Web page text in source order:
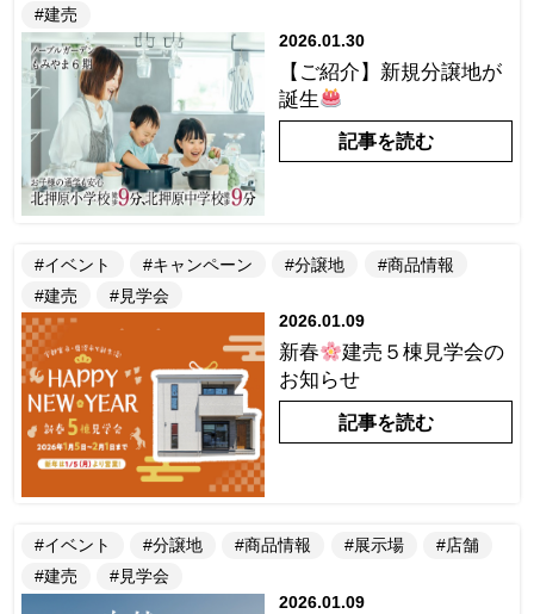
#建売
2026.01.30
【ご紹介】新規分譲地が
誕生
記事を読む
#イベント #キャンペーン #分譲地
#商品情報
#建売
#見学会
2026.01.09
新春
建売５棟見学会の
お知らせ
記事を読む
#イベント #分譲地 #商品情報 #展示場
#店舗
#建売
#見学会
2026.01.09